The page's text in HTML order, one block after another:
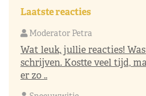
Laatste reacties
Moderator Petra
Wat leuk, jullie reacties!
schrijven. Kostte veel tijd,
er zo ..